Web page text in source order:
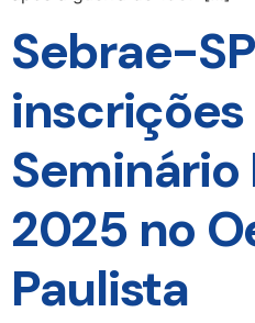
Sebrae-
inscrições
2025 no
Paulista